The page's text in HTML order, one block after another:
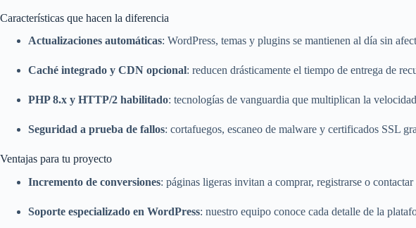
Características que hacen la diferencia
Actualizaciones automáticas: WordPress, temas y plugins se mantienen al día sin
Caché integrado y CDN opcional: reducen drásticamente el tiempo de entrega de
PHP 8.x y HTTP/2 habilitado: tecnologías de vanguardia que multiplican la
Seguridad a prueba de fallos: cortafuegos, escaneo de malware y certificados SSL
Ventajas para tu proyecto
Incremento de conversiones: páginas ligeras invitan a comprar, registrarse o
Soporte especializado en WordPress: nuestro equipo conoce cada detalle de la